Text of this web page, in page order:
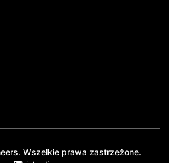
Wszelkie prawa zastrzeżone.